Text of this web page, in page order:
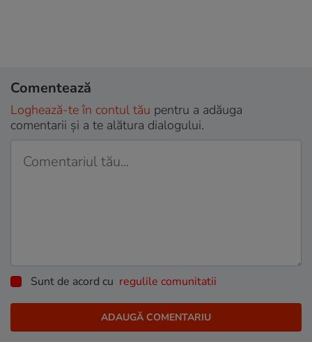
Comentează
Loghează-te în contul tău pentru a adăuga
comentarii și a te alătura dialogului.
Sunt de acord cu regulile comunitatii